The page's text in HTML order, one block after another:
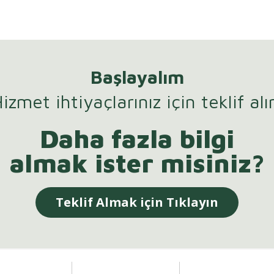
Başlayalım
ihtiyaçlarınız için teklif
Daha fazla bilgi
almak ister misiniz?
Teklif Almak için Tıklayın